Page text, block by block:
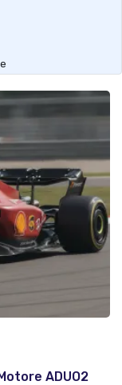
ADUO2